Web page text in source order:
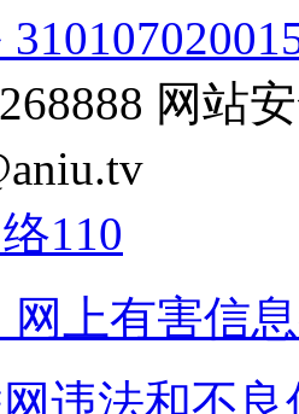
网站
110
网上有害信
违法和不